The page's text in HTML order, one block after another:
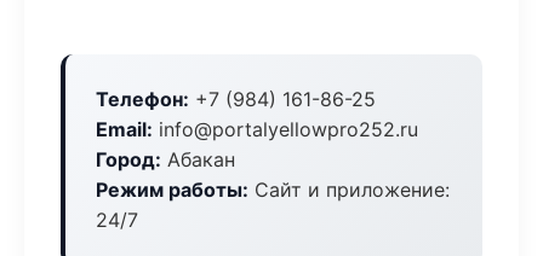
Телефон: +7 (984) 161-86-25
Email: info@portalyellowpro252.ru
Город: Абакан
Режим работы: Сайт и приложение:
24/7